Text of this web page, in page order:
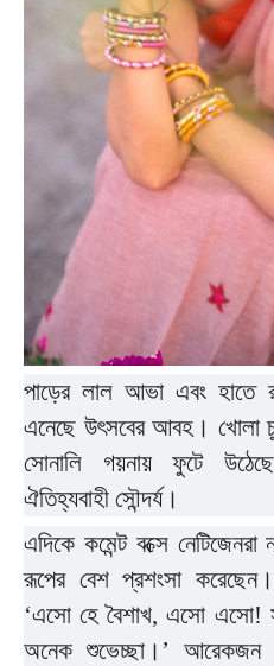
পাড়ের লাল আভা এবং হাতে
এনেছে উৎসবের আবহ। খোলা
সোনালি গয়নায় ফুটে উঠেছে
ঐতিহ্যবাহী সৌন্দর্য।
এদিকে কমেন্ট বক্সে নেটিজেনরা
রূপের বেশ প্রশংসা
‘এসো হে বৈশাখ, এসো এসো!
অনেক শুভেচ্ছা।’ আরেকজন